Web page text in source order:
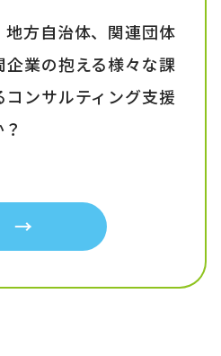
方自治体、関連団体
業の抱える様々な課
ンサルティング支援
→